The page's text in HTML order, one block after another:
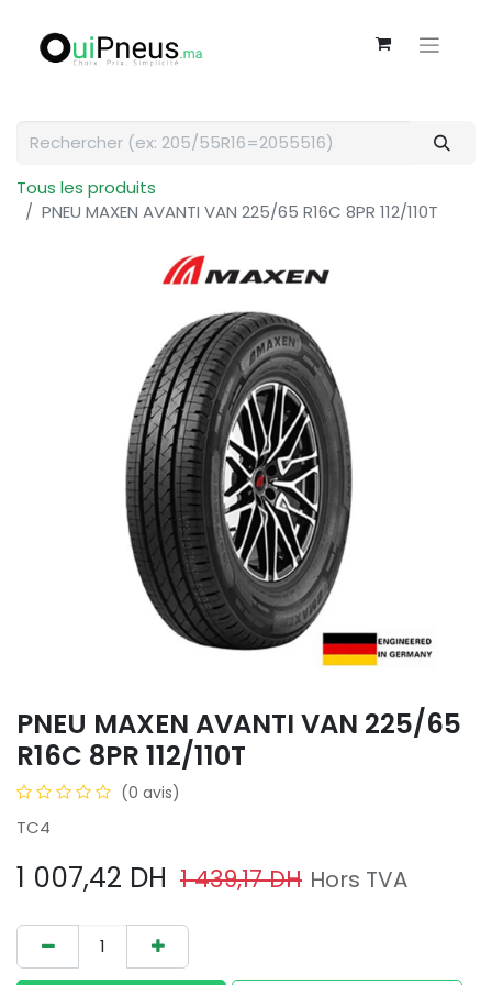
Tous les produits
PNEU MAXEN AVANTI VAN 225/65 R16C 8PR 112/110T
PNEU MAXEN AVANTI VAN 225/65
R16C 8PR 112/110T
(0 avis)
TC4
1 007,42 DH 1 439,17DH Hors TVA